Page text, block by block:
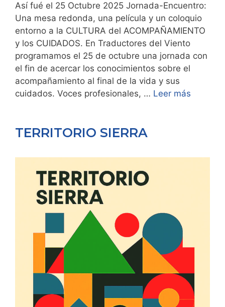
Así fué el 25 Octubre 2025 Jornada-Encuentro:
Una mesa redonda, una película y un coloquio
entorno a la CULTURA del ACOMPAÑAMIENTO
y los CUIDADOS. En Traductores del Viento
programamos el 25 de octubre una jornada con
el fin de acercar los conocimientos sobre el
acompañamiento al final de la vida y sus
cuidados. Voces profesionales, … Leer más
TERRITORIO SIERRA